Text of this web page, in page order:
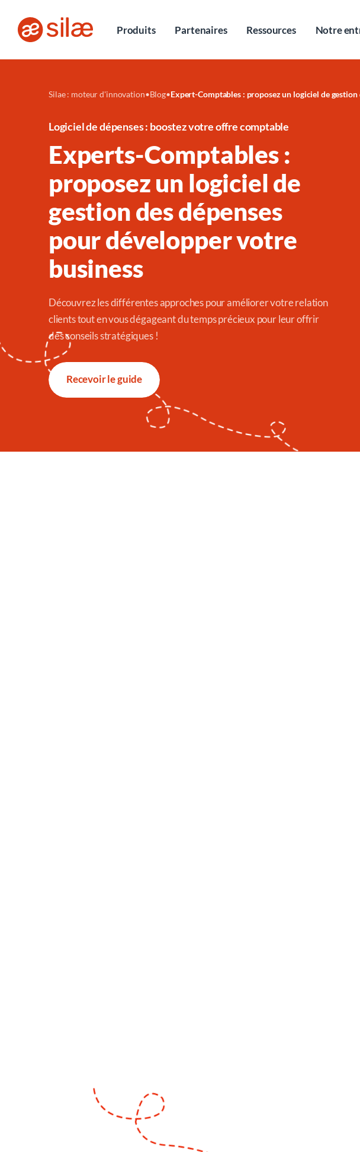
Produits Partenaires Ressources Notre
Silae : moteur d'innovation•Blog•Expert-Comptables : proposez un logiciel de
Logiciel de dépenses : boostez votre offre comptable
Experts-Comptables :
proposez un logiciel de
gestion des dépenses
pour développer votre
business
Découvrez les différentes approches pour améliorer votre relation
clients tout en vous dégageant du temps précieux pour leur offrir
des conseils stratégiques !
Recevoir le guide